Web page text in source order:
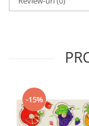
-15%